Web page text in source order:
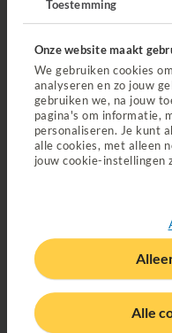
Toestemming
Onze website maakt
We gebruiken cookies
analyseren en zo jouw
gebruiken we, na jouw
pagina's om informatie,
personaliseren. Je kunt
alle cookies, met alleen
jouw cookie-instellingen
Alle
Perfect gedekt
Geen onnodige
verzekerd. Wil je.
Dit is Just
#1 in zorgapps
Online mentale